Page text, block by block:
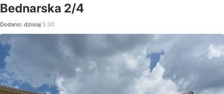
Bednarska 2/4
Dodano: dzisiaj 5:30